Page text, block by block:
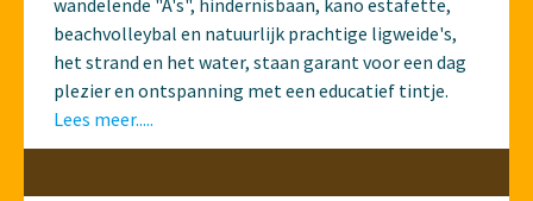
beachvolleybal en natuurlijk prachtige ligweide's,
het strand en het water, staan garant voor een dag
plezier en ontspanning met een educatief tintje.
Lees meer.....